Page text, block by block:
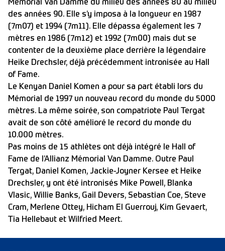
Mémorial Van Damme du milieu des années 80 au milieu
des années 90. Elle s’y imposa à la longueur en 1987
(7m07) et 1994 (7m11). Elle dépassa également les 7
mètres en 1986 (7m12) et 1992 (7m00) mais dut se
contenter de la deuxième place derrière la légendaire
Heike Drechsler, déjà précédemment intronisée au Hall
of Fame.
Le Kenyan Daniel Komen a pour sa part établi lors du
Mémorial de 1997 un nouveau record du monde du 5000
mètres. La même soirée, son compatriote Paul Tergat
avait de son côté amélioré le record du monde du
10.000 mètres.
Pas moins de 15 athlètes ont déjà intégré le Hall of
Fame de l’Allianz Mémorial Van Damme. Outre Paul
Tergat, Daniel Komen, Jackie-Joyner Kersee et Heike
Drechsler, y ont été intronisés Mike Powell, Blanka
Vlasic, Willie Banks, Gail Devers, Sebastian Coe, Steve
Cram, Merlene Ottey, Hicham El Guerrouj, Kim Gevaert,
Tia Hellebaut et Wilfried Meert.